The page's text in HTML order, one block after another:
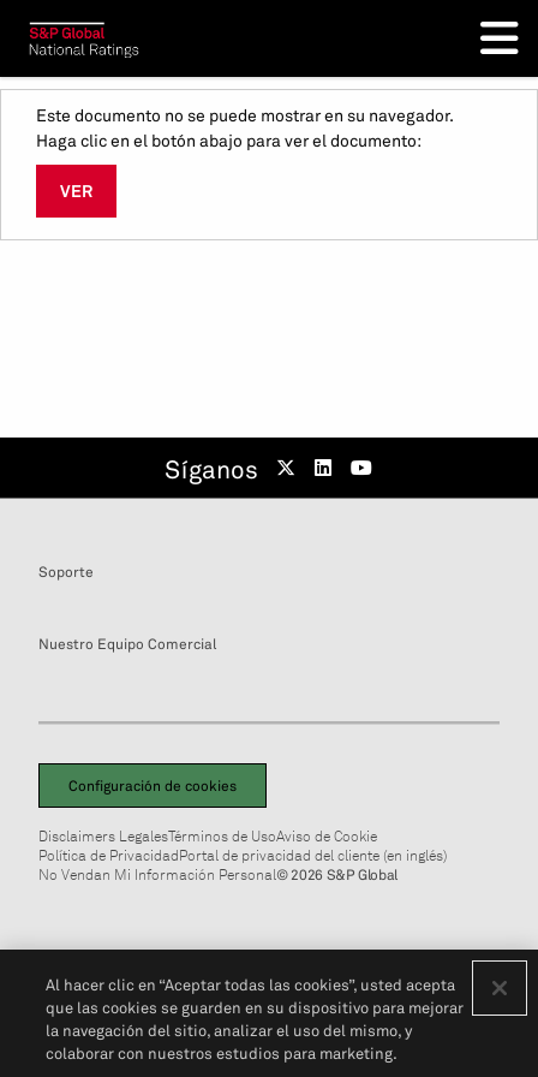
Este documento no se puede mostrar en su navegador.
Haga clic en el botón abajo para ver el documento:
VER
Síganos
Soporte
Nuestro Equipo Comercial
Configuración de cookies
Disclaimers LegalesTérminos de UsoAviso de Cookie
Política de PrivacidadPortal de privacidad del cliente (en inglés)
No Vendan Mi Información Personal© 2026 S&P Global
Al hacer clic en “Aceptar todas las cookies”, usted acepta
que las cookies se guarden en su dispositivo para mejorar
la navegación del sitio, analizar el uso del mismo, y
colaborar con nuestros estudios para marketing.